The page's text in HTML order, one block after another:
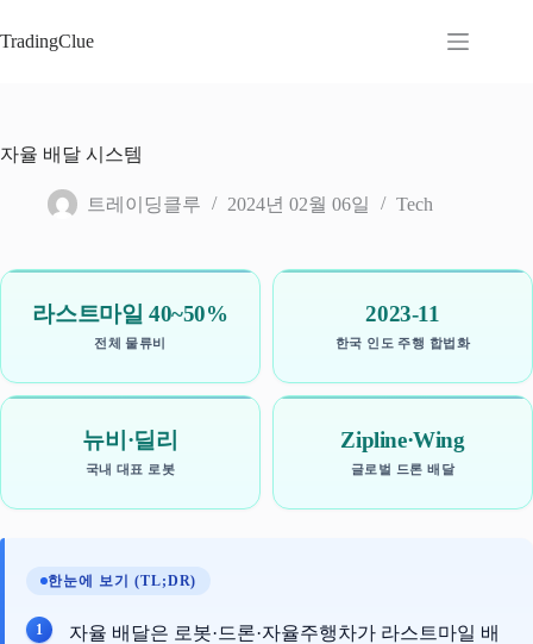
문
뛰
TradingClue
자율 배달 시스템
트레이딩클루 2024년 02월 06일 Tech
라스트마일 40~50%
전체 물류비
2023-11
한국 인도 주행 합법화
뉴비·딜리
국내 대표 로봇
Zipline·Wing
글로벌 드론 배달
한눈에 보기 (TL;DR)
자율 배달은 로봇·드론·자율주행차가 라스트마일 배